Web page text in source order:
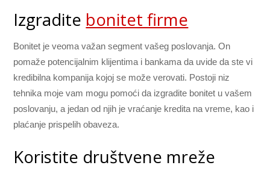
Izgradite bonitet firme
Bonitet je veoma važan segment vašeg poslovanja. On
pomaže potencijalnim klijentima i bankama da uvide da ste vi
kredibilna kompanija kojoj se može verovati. Postoji niz
tehnika moje vam mogu pomoći da izgradite bonitet u vašem
poslovanju, a jedan od njih je vraćanje kredita na vreme, kao i
plaćanje prispelih obaveza.
Koristite društvene mreže